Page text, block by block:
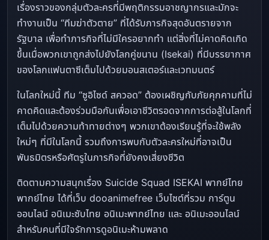
เรื่องราวของกลุ่มตัวละครที่มีพฤติกรรมอาชญากรและมักจะ
ทำงานเป็น “ทีมฆ่าตัวตาย” ที่ได้รับภารกิจสุดอันตรายจาก
รัฐบาล เพื่อทำภารกิจที่ไม่มีใครอยากทำ แต่สิ่งที่ไม่คาดคิดเกิด
ขึ้นเมื่อพวกเขาถูกส่งไปยังโลกคู่ขนาน (Isekai) ที่มีบรรยากาศ
ของโลกแฟนตาซีเต็มไปด้วยมอนสเตอร์และเวทมนตร์
ในโลกใหม่นี้ ทีม “ซูอิไซด์ สควอด” ต้องเผชิญกับภัยคุกคามที่ไม่
คาดคิดและต้องร่วมมือกันเพื่อเอาชีวิตรอดจากการต่อสู้ในโลกที่
เต็มไปด้วยความท้าทายต่างๆ พวกเขาต้องเรียนรู้ที่จะใช้พลัง
ใหม่ๆ ที่มีในโลกนี้ รวมถึงการพบกับตัวละครใหม่ที่อาจเป็น
พันธมิตรหรือศัตรูในภารกิจที่ยังคงเสี่ยงชีวิต
ติดตามความสนุกเรื่อง Suicide Squad ISEKAI พากย์ไทย
พากย์ไทย ได้ที่เว็บ dooanimefree เว็บไซต์ที่รวม การ์ตูน
ออนไลน์ อนิเมะซับไทย อนิเมะพากย์ไทย และ อนิเมะออนไลน์
สำหรับคนที่มีใจรักการดูอนิเมะห้ามพลาด